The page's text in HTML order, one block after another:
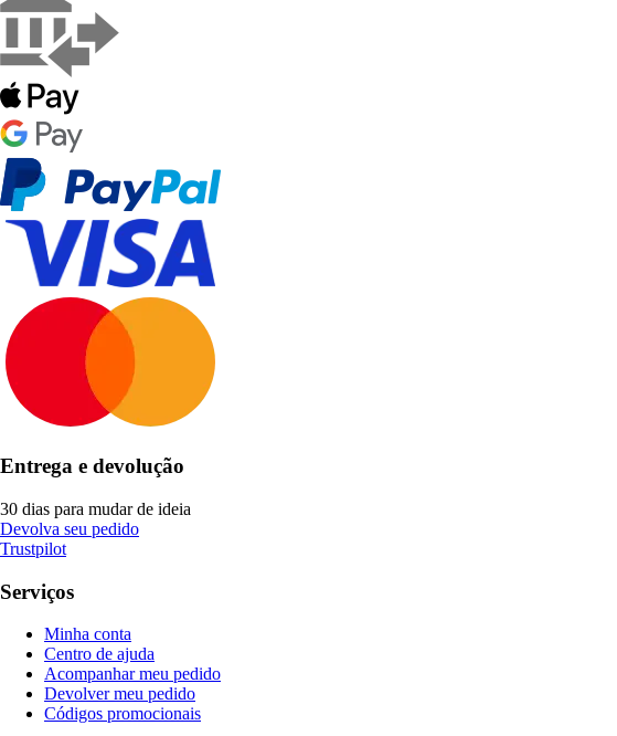
Entrega e devolução
30 dias para mudar de ideia
Devolva seu pedido
Trustpilot
Serviços
Minha conta
Centro de ajuda
Acompanhar meu pedido
Devolver meu pedido
Códigos promocionais